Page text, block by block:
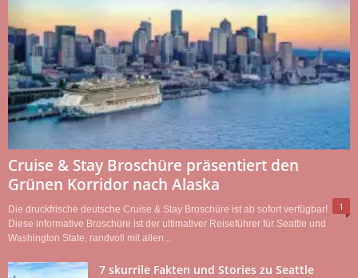
Cruise & Stay Broschüre präsentiert den
Grünen Korridor nach Alaska
1
Die druckfrische deutsche Cruise & Stay Broschüre ist ab sofort verfügbar!
Diese informative Broschüre ist der ultimativer Reiseführer für Seattle und
Washington State, randvoll mit allen...
7 skurrile Fakten und Stories zu Seattle